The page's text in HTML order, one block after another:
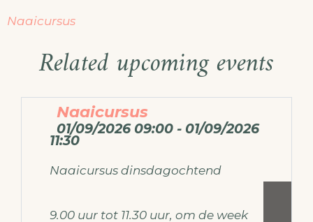
Naaicursus
Related upcoming events
Naaicursus
01/09/2026 09:00 - 01/09/2026
11:30
Naaicursus dinsdagochtend
9.00 uur tot 11.30 uur, om de week